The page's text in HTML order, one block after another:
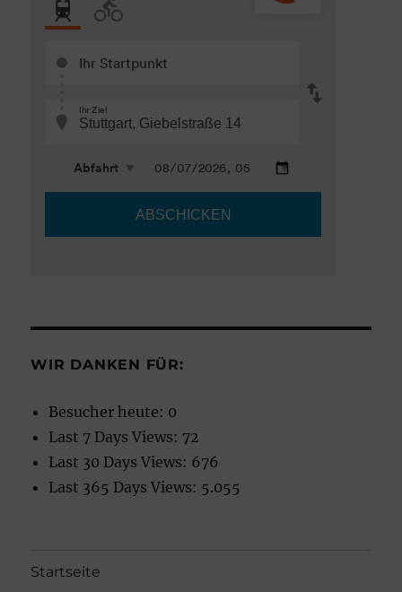
WIR DANKEN FÜR:
Besucher heute: 0
Last 7 Days Views: 72
Last 30 Days Views: 676
Last 365 Days Views: 5.055
Startseite